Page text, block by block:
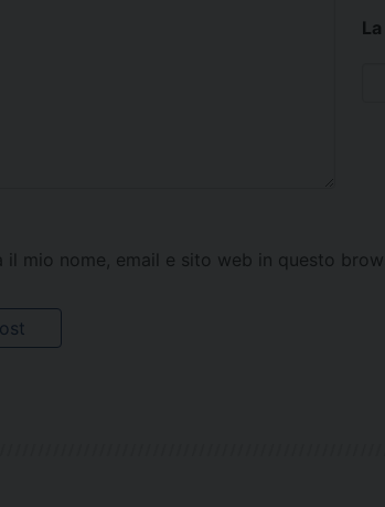
il mio nome, email e sito web in questo